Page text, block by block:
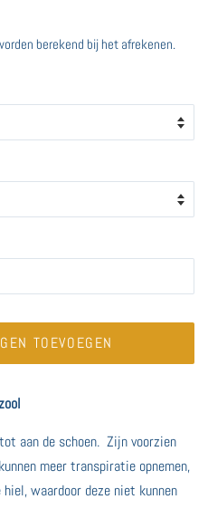
berekend bij het afrekenen.
TOEVOEGEN
aan de schoen. Zijn voorzien
meer transpiratie opnemen,
waardoor deze niet kunnen